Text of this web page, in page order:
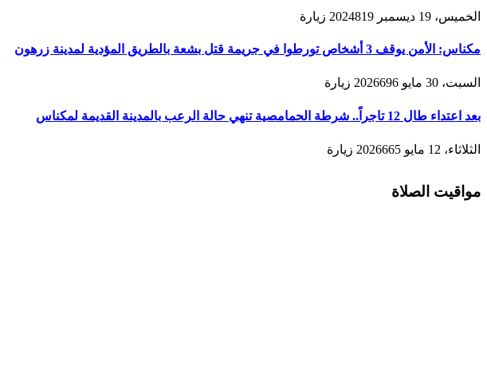
الخميس، 19 ديسمبر 2024 819 زيارة
مكناس: الأمن يوقف 3 أشخاص تورطوا في جريمة قتل بشعة بالطريق المؤدية لمدينة زرهون
السبت، 30 مايو 2026 696 زيارة
بعد اعتداء طال 12 تاجراً.. شرطة الحمامصية تنهي حالة الرعب بالمدينة القديمة لمكناس
الثلاثاء، 12 مايو 2026 665 زيارة
مواقيت الصلاة